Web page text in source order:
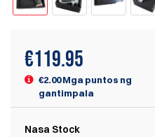
€119.95
€2.00 Mga puntos ng
gantimpala
Nasa Stock